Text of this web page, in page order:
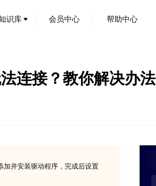
识库 会员中心 帮助中心
连接？教你解决办
加并安装驱动程序，完成后设置